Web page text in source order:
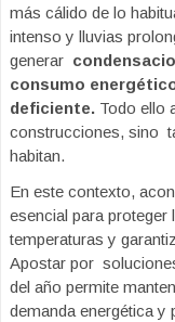
más cálido de lo
intenso y lluvias
generar
consumo
deficiente. Todo ello
construcciones, sino
habitan.
En este contexto,
esencial para
temperaturas y
Apostar por
del año permite
demanda energética y